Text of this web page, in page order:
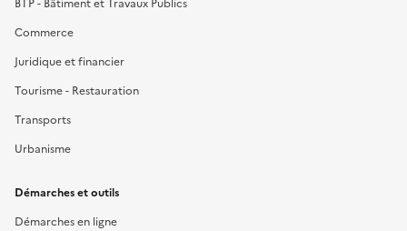
BTP - Bâtiment et Travaux Publics
Commerce
Juridique et financier
Tourisme - Restauration
Transports
Urbanisme
Démarches et outils
Démarches en ligne